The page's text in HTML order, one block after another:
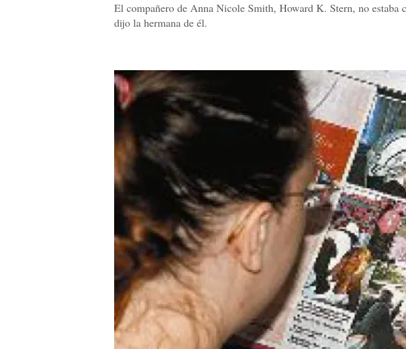
El compañero de Anna Nicole Smith, Howard K. Stern, no estaba
dijo la hermana de él.